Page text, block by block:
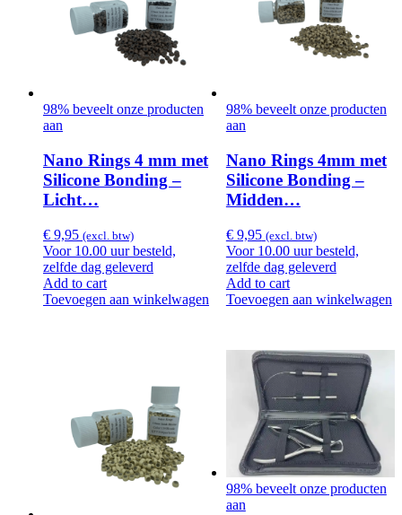
98% beveelt onze producten
aan
Nano Rings 4 mm met
Silicone Bonding –
Licht…
€ 9,95 (excl. btw)
Voor 10.00 uur besteld,
zelfde dag geleverd
Add to cart
Toevoegen aan winkelwagen
98% beveelt onze producten
aan
Nano Rings 4mm met
Silicone Bonding –
Midden…
€9,95 (excl. btw)
Voor 10.00 uur besteld,
zelfde dag geleverd
Add to cart
Toevoegen aan winkelwagen
98% beveelt onze producten
aan